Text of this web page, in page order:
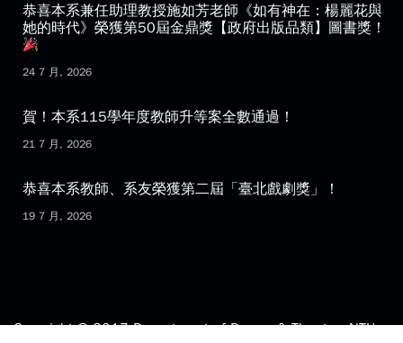
恭喜本系兼任助理教授施如芳老師《如有神在：楊麗花與
她的時代》榮獲第50屆金鼎獎【政府出版品類】圖書獎！
24 7 月, 2026
賀！本系115學年度教師升等案全數通過！
21 7 月, 2026
恭喜本系教師、系友榮獲第二屆「臺北戲劇獎」！
19 7 月, 2026
Copyright © 2017 Department of Drama & Theatre, NTU.